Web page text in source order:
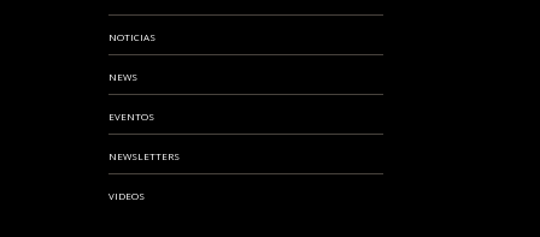
NOTICIAS
NEWS
EVENTOS
NEWSLETTERS
VIDEOS